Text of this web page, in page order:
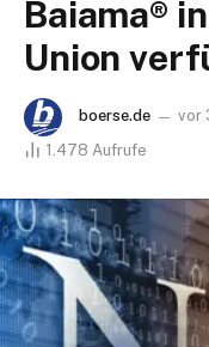
Baiama®
Union
boerse.de vor
1.478 Aufrufe